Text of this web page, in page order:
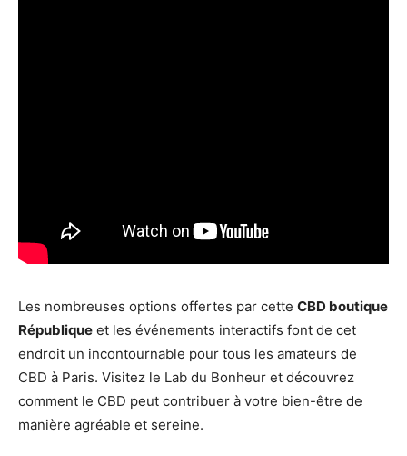
Les nombreuses options offertes par cette CBD boutique
République et les événements interactifs font de cet
endroit un incontournable pour tous les amateurs de
CBD à Paris. Visitez le Lab du Bonheur et découvrez
comment le CBD peut contribuer à votre bien-être de
manière agréable et sereine.